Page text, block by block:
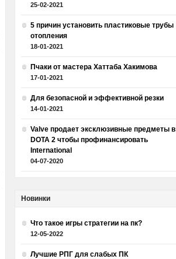
25-02-2021
5 причин установить пластиковые трубы
отопления
18-01-2021
Пчаки от мастера Хаттаба Хакимова
17-01-2021
Для безопасной и эффективной резки
14-01-2021
Valve продает эксклюзивные предметы в
DOTA 2 чтобы профинансировать
International
04-07-2020
Новинки
Что такое игры стратегии на пк?
12-05-2022
Лучшие РПГ для слабых ПК